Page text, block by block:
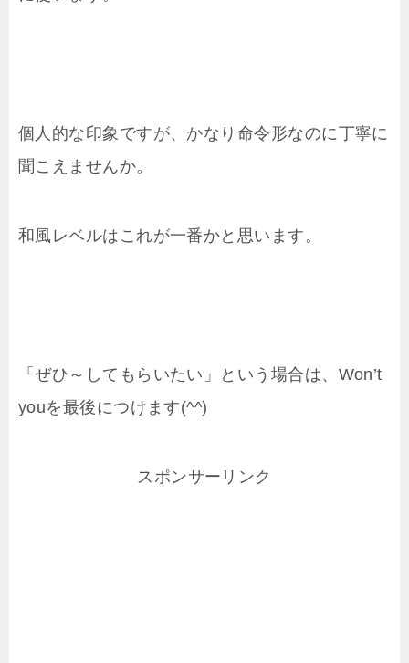
個人的な印象ですが、かなり命令形なのに丁寧に
聞こえませんか。
和風レベルはこれが一番かと思います。
「ぜひ～してもらいたい」という場合は、Won’t
youを最後につけます(^^)
スポンサーリンク